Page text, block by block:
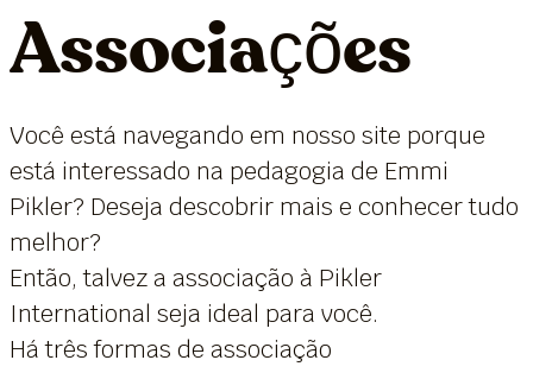
Associações
Você está navegando em nosso site porque
está interessado na pedagogia de Emmi
Pikler? Deseja descobrir mais e conhecer tudo
melhor?
Então, talvez a associação à Pikler
International seja ideal para você.
Há três formas de associação